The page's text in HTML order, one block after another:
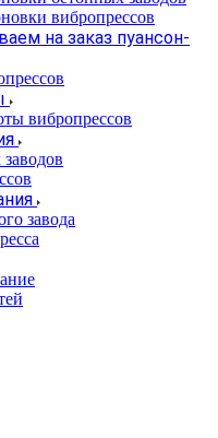
вибропрессов
на заказ пуансон-
вибропрессов
завода